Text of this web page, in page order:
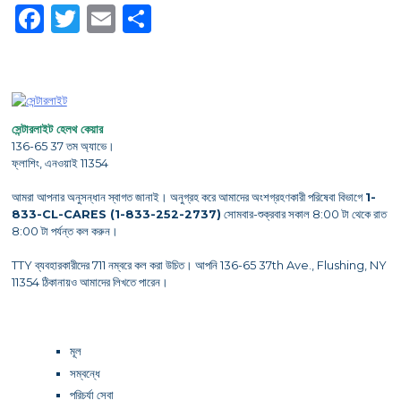
Facebook
Twitter
EmailShare
সেন্টারলাইট হেলথ কেয়ার
136-65 37 তম অ্যাভে।
ফ্লাশিং, এনওয়াই 11354
আমরা আপনার অনুসন্ধান স্বাগত জানাই। অনুগ্রহ করে আমাদের অংশগ্রহণকারী পরিষেবা বিভাগে 1-
833-CL-CARES (1-833-252-2737) সোমবার-শুক্রবার সকাল 8:00 টা থেকে রাত
8:00 টা পর্যন্ত কল করুন।
TTY ব্যবহারকারীদের 711 নম্বরে কল করা উচিত। আপনি 136-65 37th Ave., Flushing, NY
11354 ঠিকানায়ও আমাদের লিখতে পারেন।
মূল
সম্বন্ধে
পরিচর্যা সেবা